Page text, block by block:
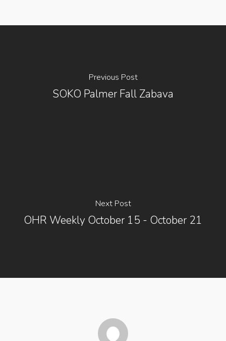
Previous Post
SOKO Palmer Fall Zabava
Next Post
OHR Weekly October 15 - October 21